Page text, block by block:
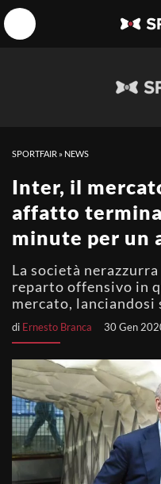
SPORTFAIR » NEWS
Inter, il
affatto
minute per un
La società
reparto offensivo in
mercato, lanciandosi
di Ernesto Branca 30 Gen